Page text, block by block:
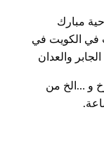
مبارك
في الكويت في
والعدان
و …الخ من